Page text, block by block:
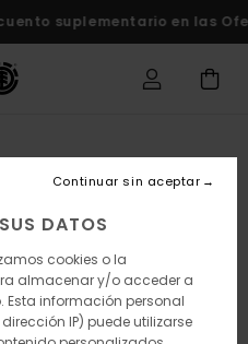
suplementario en las
DATOS
cookies o la
almacenar y/o acceder a
Esta información personal
IP) puede utilizarse
Continuar sin aceptar